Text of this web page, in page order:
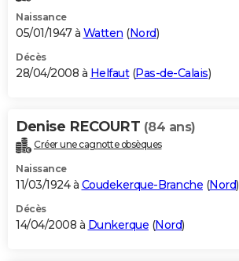
Naissance
05/01/1947 à Watten (Nord)
Décès
28/04/2008 à Helfaut(Pas-de-Calais)
Denise RECOURT (84 ans)
Créer une cagnotte obsèques
Naissance
11/03/1924 à Coudekerque-Branche (Nord)
Décès
14/04/2008 à Dunkerque (Nord)